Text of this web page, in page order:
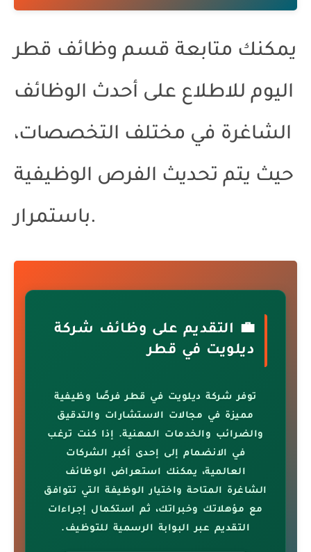
يمكنك متابعة قسم وظائف قطر
اليوم للاطلاع على أحدث الوظائف
الشاغرة في مختلف التخصصات،
حيث يتم تحديث الفرص الوظيفية
باستمرار.
💼 التقديم على وظائف شركة
ديلويت في قطر
توفر شركة ديلويت في قطر فرصًا وظيفية
مميزة في مجالات الاستشارات والتدقيق
والضرائب والخدمات المهنية. إذا كنت ترغب
في الانضمام إلى إحدى أكبر الشركات
العالمية، يمكنك استعراض الوظائف
الشاغرة المتاحة واختيار الوظيفة التي تتوافق
مع مؤهلاتك وخبراتك، ثم استكمال إجراءات
التقديم عبر البوابة الرسمية للتوظيف.